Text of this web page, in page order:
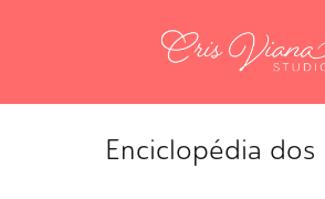
Enciclopédia dos